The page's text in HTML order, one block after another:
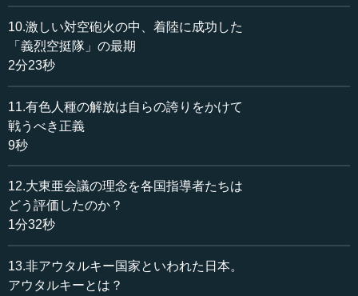
なって、結局支那は土地を割譲して和を講じたのでありま
す。
この阿片戦争のことを知った当時のわが有志家は、これ
は日本のために大変だ、アメリカもイギリスと同じことを
ります。
然るに、その後私は家を出て京都に上り浪人となり、そ
れから一橋家の家来となってだんだん境遇が変わるととも
に、外国を知るべき機会を得まして、明治維新の前年には
た。ことに爾後のアメリカとの国交を観察すると、同国は
正義により、人道を重んずる国であるということを、...
10.激しい対空砲火の中、着陸に成功した
「義烈空挺隊」の最期
2分23秒
11.有色人種の解放は自らの誇りをかけて
戦うべき正義
9秒
12.大東亜会議の理念を各国指導者たちは
どう評価したのか？
1分32秒
13.非アウタルキー国家といわれた日本。
アウタルキーとは？